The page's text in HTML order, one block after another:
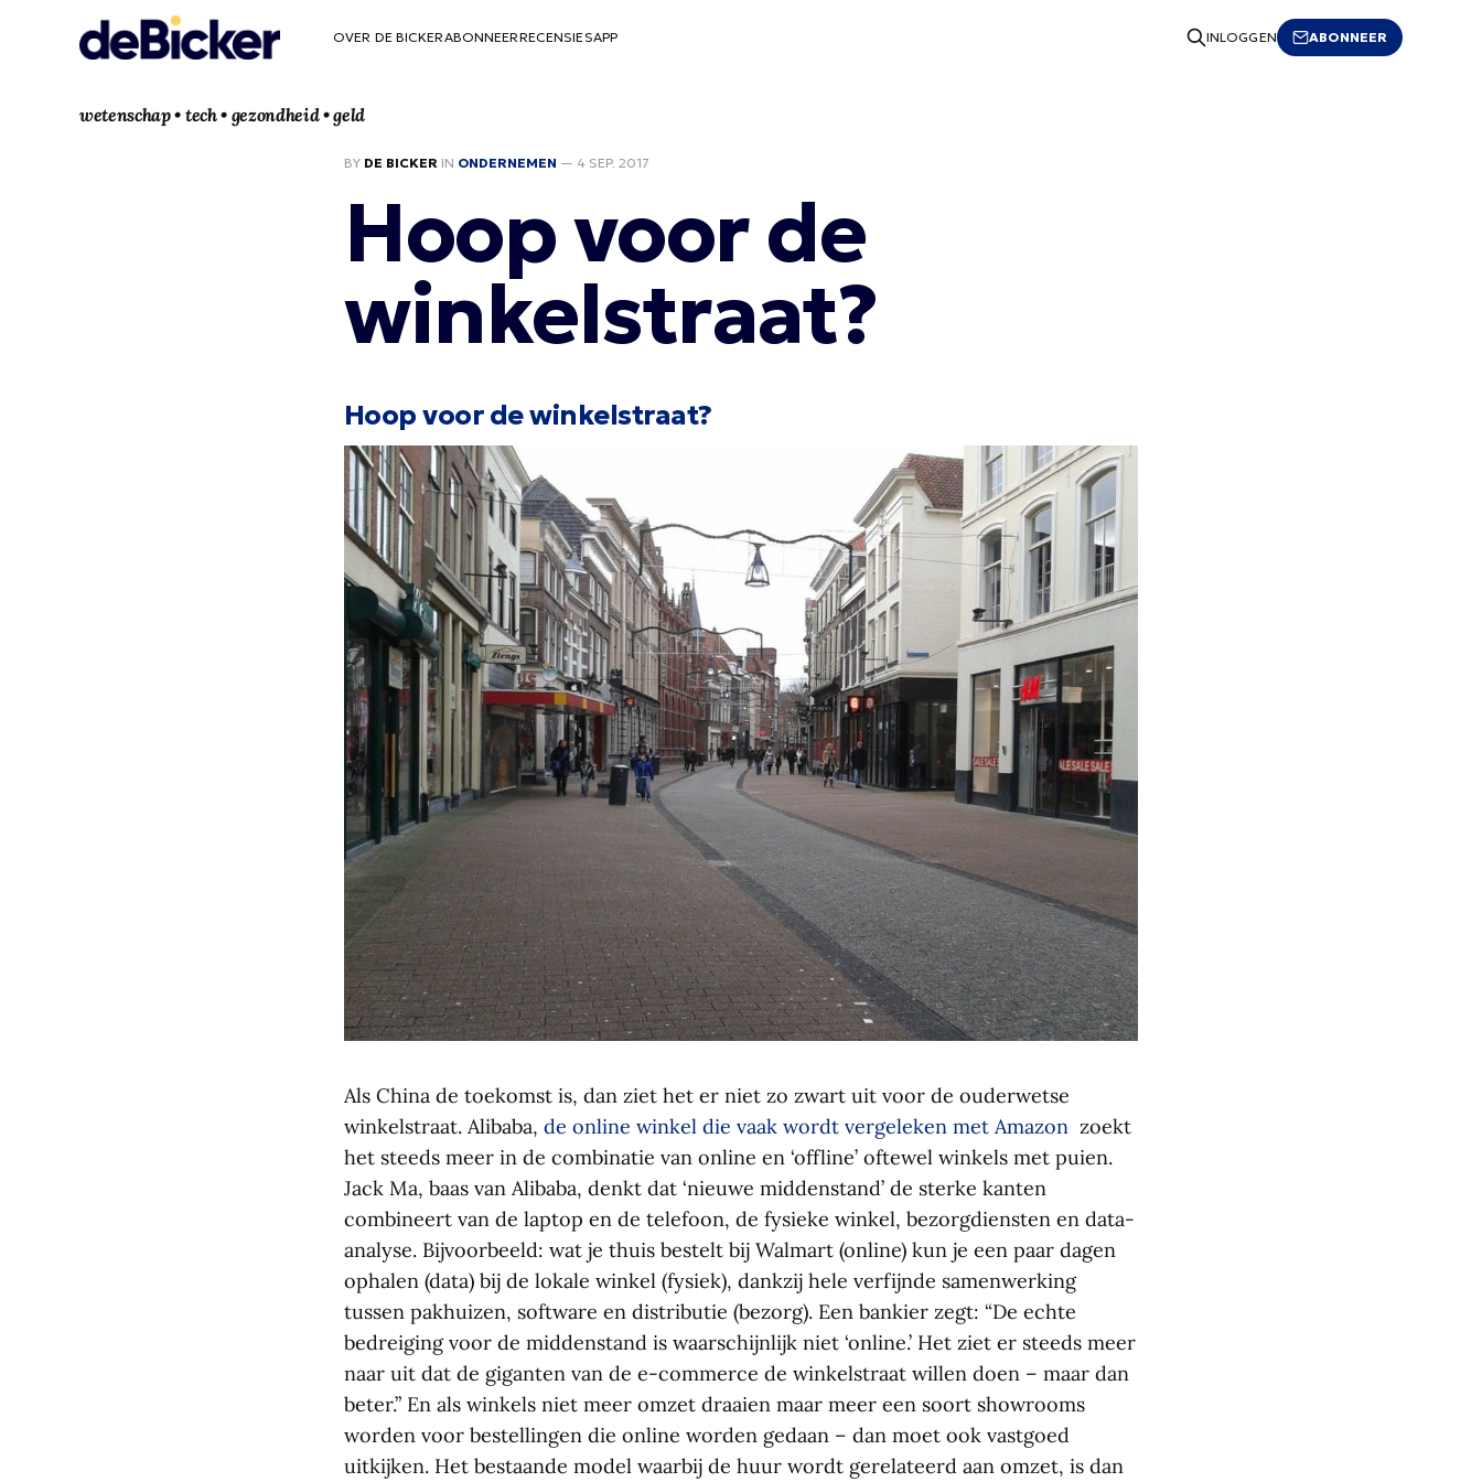
OVER DE BICKERABONNEERRECENSIESAPP INLOGGEN ABONNEER
wetenschap • tech • gezondheid • geld
BY DE BICKER IN ONDERNEMEN — 4 SEP. 2017
Hoop voor de
winkelstraat?
Hoop voor de winkelstraat?
Als China de toekomst is, dan ziet het er niet zo zwart uit voor de ouderwetse
winkelstraat. Alibaba, de online winkel die vaak wordt vergeleken met Amazon zoekt
het steeds meer in de combinatie van online en ‘offline’ oftewel winkels met puien.
Jack Ma, baas van Alibaba, denkt dat ‘nieuwe middenstand’ de sterke kanten
combineert van de laptop en de telefoon, de fysieke winkel, bezorgdiensten en data-
analyse. Bijvoorbeeld: wat je thuis bestelt bij Walmart (online) kun je een paar dagen
ophalen (data) bij de lokale winkel (fysiek), dankzij hele verfijnde samenwerking
tussen pakhuizen, software en distributie (bezorg). Een bankier zegt: “De echte
bedreiging voor de middenstand is waarschijnlijk niet ‘online.’ Het ziet er steeds meer
naar uit dat de giganten van de e-commerce de winkelstraat willen doen – maar dan
beter.” En als winkels niet meer omzet draaien maar meer een soort showrooms
worden voor bestellingen die online worden gedaan – dan moet ook vastgoed
uitkijken. Het bestaande model waarbij de huur wordt gerelateerd aan omzet, is dan